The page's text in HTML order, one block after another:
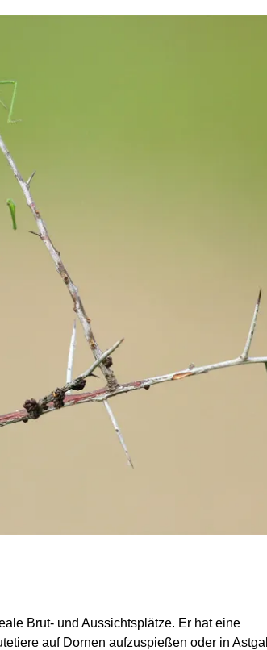
Brut- und Aussichtsplätze. Er hat eine
auf Dornen aufzuspießen oder in